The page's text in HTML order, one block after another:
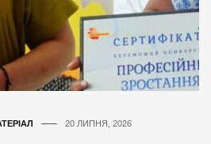
20 ЛИПНЯ, 2026